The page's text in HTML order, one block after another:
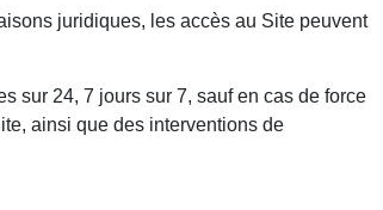
juridiques, les accès au Site peuvent
sur 24, 7 jours sur 7, sauf en cas de force
ainsi que des interventions de